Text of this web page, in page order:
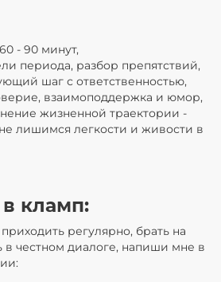
- 90 минут,
периода, разбор препятствий,
шаг с ответственностью,
взаимоподдержка и юмор,
жизненной траектории -
лишимся легкости и живости в
в кламп:
регулярно, брать на
в честном диалоге, напиши мне в